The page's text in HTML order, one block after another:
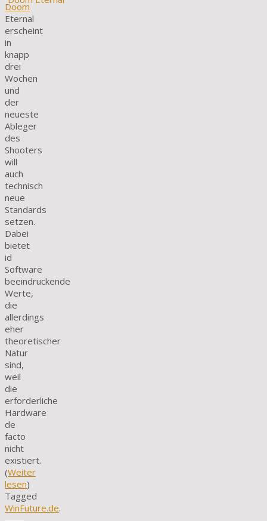
Doom
Eternal
erscheint
in
knapp
drei
Wochen
und
der
neueste
Ableger
des
Shooters
will
auch
technisch
neue
Standards
setzen.
Dabei
bietet
id
Software
beeindruckende
Werte,
die
allerdings
eher
theoretischer
Natur
sind,
weil
die
erforderliche
Hardware
de
facto
nicht
existiert.
(Weiter
lesen)
Tagged
WinFuture.de.